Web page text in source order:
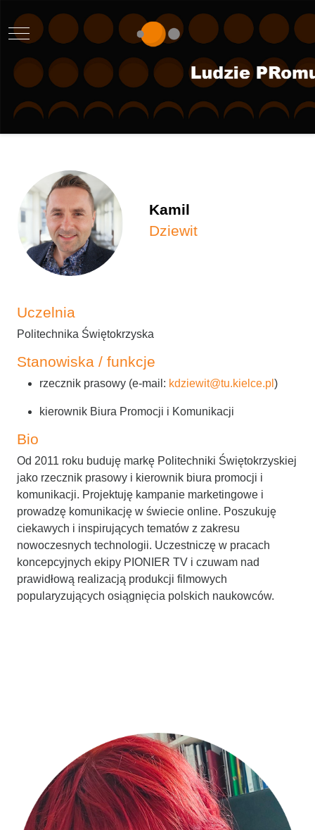
Mobile Menu Toggle
Kamil
Dziewit
Uczelnia
Politechnika Świętokrzyska
Stanowiska / funkcje
rzecznik prasowy (e-mail: kdziewit@tu.kielce.pl )
kierownik Biura Promocji i Komunikacji
Bio
Od 2011 roku buduję markę Politechniki Świętokrzyskiej
jako rzecznik prasowy i kierownik biura promocji i
komunikacji. Projektuję kampanie marketingowe i
prowadzę komunikację w świecie online. Poszukuję
ciekawych i inspirujących tematów z zakresu
nowoczesnych technologii. Uczestniczę w pracach
koncepcyjnych ekipy PIONIER TV i czuwam nad
prawidłową realizacją produkcji filmowych
popularyzujących osiągnięcia polskich naukowców.